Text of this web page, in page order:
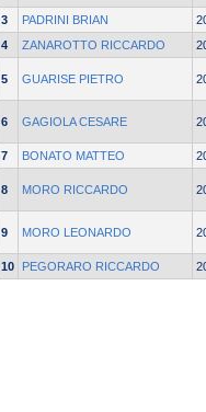
3 PADRINI BRIAN
4
ZANAROTTO RICCARDO
5 GUARISE PIETRO
6 GAGIOLA CESARE
7 BONATO MATTEO
8 MORO RICCARDO
9 MORO LEONARDO
10 PEGORARO RICCARDO